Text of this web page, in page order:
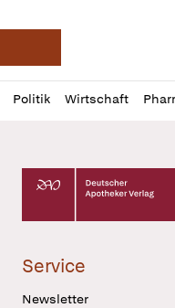
Deutsche
Politik Wirtschaft
Profil
öffnen
Daz
Pur
Deutscher Apotheker
Service
Newsletter